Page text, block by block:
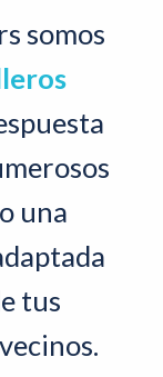
somos
una
tus